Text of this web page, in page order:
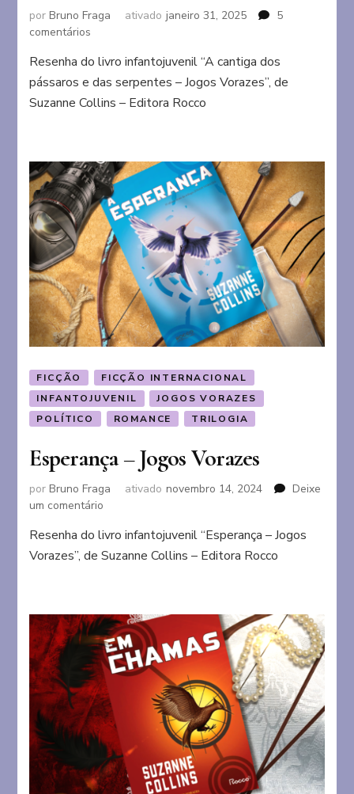
porBruno Fraga ativado janeiro 31, 2025
5
comentários
cantiga
dos
pássaros
Resenha do livro infantojuvenil “A cantiga dos
pássaros e das serpentes – Jogos Vorazes”, de
Suzanne Collins – Editora Rocco
FICÇÃO
FICÇÃO INTERNACIONAL
INFANTOJUVENIL
JOGOS VORAZES
POLÍTICO
ROMANCE TRILOGIA
Esperança – Jogos Vorazes
porBruno Fraga ativado novembro 14, 2024
Deixe
um comentário
–
Jogos
Resenha do livro infantojuvenil “Esperança – Jogos
Vorazes”, de Suzanne Collins – Editora Rocco